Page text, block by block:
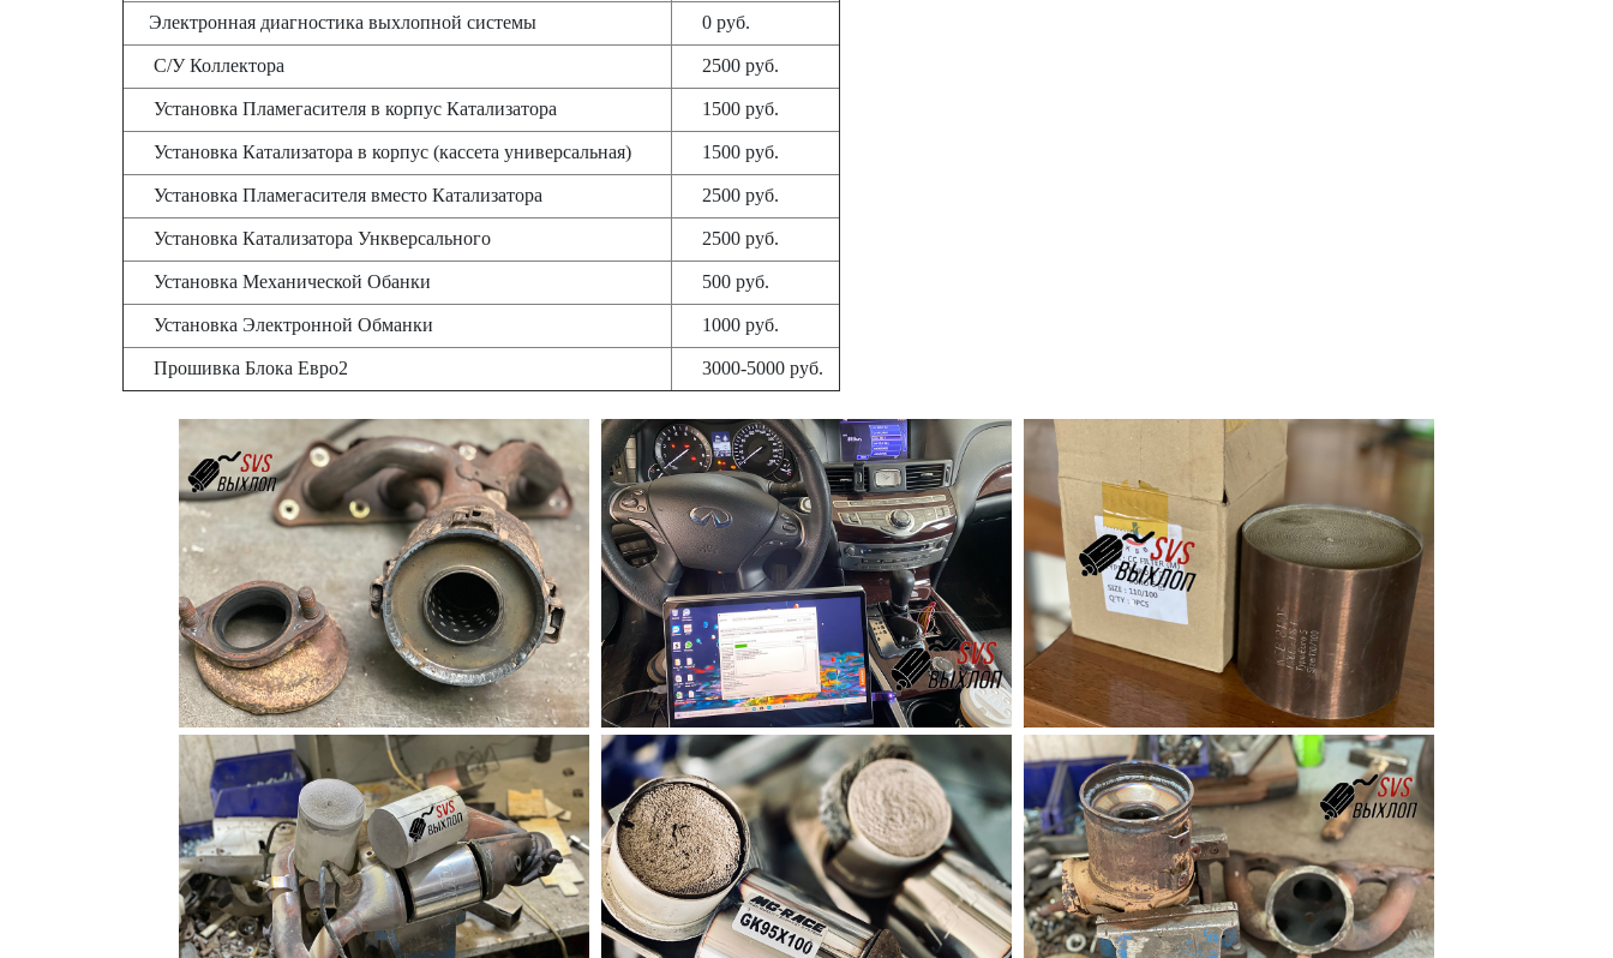
Электронная диагностика выхлопной системы 0 руб.
С/У Коллектора 2500 руб.
Установка Пламегасителя в корпус Катализатора 1500 руб.
Установка Катализатора в корпус (кассета универсальная) 1500 руб.
Установка Пламегасителя вместо Катализатора 2500 руб.
Установка Катализатора Ункверсального 2500 руб.
Установка Механической Обанки 500 руб.
Установка Электронной Обманки 1000 руб.
Прошивка Блока Евро2 3000-5000 руб.